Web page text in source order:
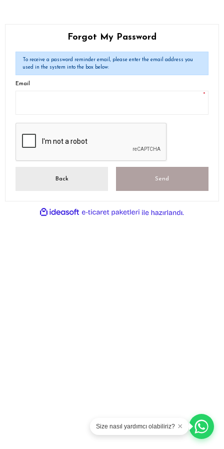
Forgot My Password
To receive a password reminder email, please enter the email address you
used in the system into the box below:
Email
*
Back Send
ideasoft
e-
Size nasıl yardımcı olabiliriz? ×